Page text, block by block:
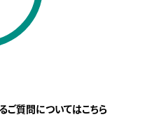
ご質問についてはこちら